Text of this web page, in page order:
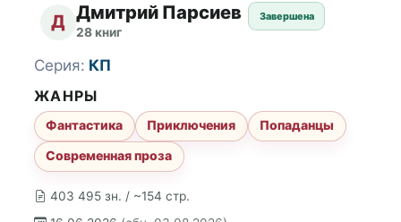
Д Дмитрий Парсиев
28 книг
Завершена
403 495 зн. / ~154 стр.
Серия: КП
ЖАНРЫ
Фантастика Приключения
Попаданцы
Современная проза